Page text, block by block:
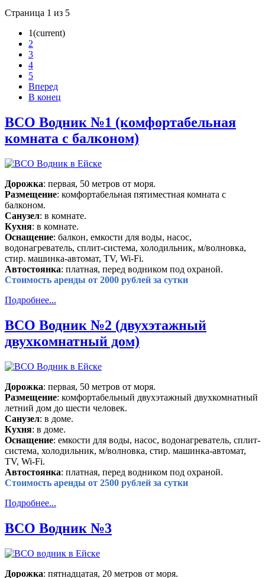
Страница 1 из 5
1(current)
2
3
4
5
Вперед
В конец
ВСО Водник №1 (комфортабельная
комната с балконом)
Дорожка: первая, 50 метров от моря.
Размещение: комфортабельная пятиместная комната с
балконом.
Санузел: в комнате.
Кухня: в комнате.
Оснащение: балкон, емкости для воды, насос,
водонагреватель, сплит-система, холодильник, м/волновка,
стир. машинка-автомат, TV, Wi-Fi.
Автостоянка: платная, перед водником под охраной.
Стоимость аренды от 2000 рублей за сутки
Подробнее...
ВСО Водник №2 (двухэтажный
двухкомнатный дом)
Дорожка: первая, 50 метров от моря.
Размещение: комфортабельный двухэтажный двухкомнатный
летний дом до шести человек.
Санузел: в доме.
Кухня: в доме.
Оснащение: емкости для воды, насос, водонагреватель, сплит-
система, холодильник, м/волновка, стир. машинка-автомат,
TV, Wi-Fi.
Автостоянка: платная, перед водником под охраной.
Стоимость аренды от 2500 рублей за сутки
Подробнее...
ВСО Водник №3
Дорожка: пятнадцатая, 20 метров от моря.